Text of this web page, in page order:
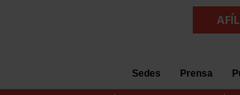
Sedes Prensa